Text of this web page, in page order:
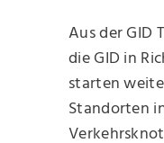
Aus der GID
die GID in
starten
Standorten